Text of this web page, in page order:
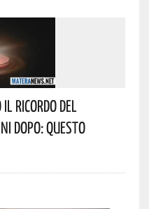
Ricordo Del
Dopo: Questo